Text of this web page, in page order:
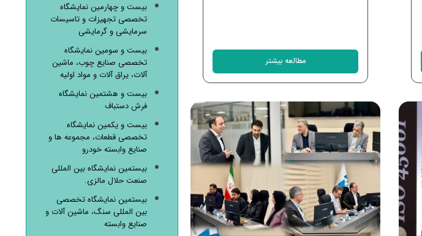
مطالعه بیشتر
بیست و چهارمین نمایشگاه
تخصصی تجهیزات و تاسیسات
سرمایشی و گرمایشی
بیست و سومین نمایشگاه
تخصصی صنایع چوب، ماشین
آلات، یراق آلات و مواد اولیه
بیست و هشتمین نمایشگاه
فرش دستباف
بیست و یکمین نمایشگاه
تخصصی قطعات، مجموعه ها و
صنایع وابسته خودرو
بیستمین نمایشگاه بین المللی
صنعت حلال مالزی.
بیستمین نمایشگاه تخصصی
بین المللی سنگ، ماشین آلات و
صنایع وابسته